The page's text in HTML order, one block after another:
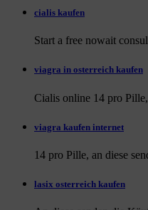
cialis kaufen
Start a free nowait
viagra in osterreich kaufen
Cialis online 14 pro
viagra kaufen internet
14 pro Pille, an diese
lasix osterreich kaufen